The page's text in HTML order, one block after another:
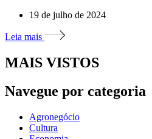
19 de julho de 2024
Leia mais
MAIS VISTOS
Navegue por categoria
Agronegócio
Cultura